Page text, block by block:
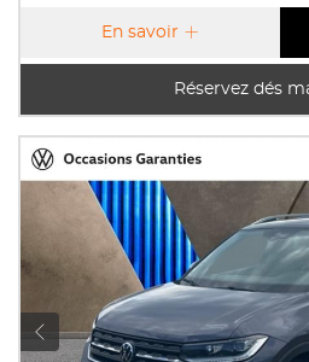
Réservez dés
En savoir